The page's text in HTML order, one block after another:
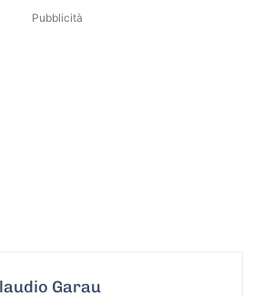
Pubblicità
Garau